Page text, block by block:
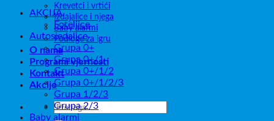
Krevetci i vrtići
Izdajalice i njega
Baby alarmi
Podloge za igru
O nama
Programi vjernosti
Kontakt
Akcije
Pretraži:
AKCIJA
Foteljice
Autosjedalice
Grupa 0+
Grupa 0+/1
Grupa 0+/1/2
Grupa 0+/1/2/3
Grupa 1/2/3
Grupa 2/3
Baby alarmi